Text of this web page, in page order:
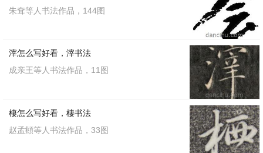
朱耷等人书法作品，144图
滓怎么写好看，滓书法
成亲王等人书法作品，11图
棲怎么写好看，棲书法
赵孟頫等人书法作品，33图